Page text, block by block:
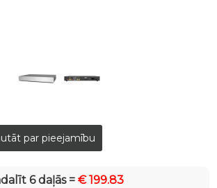
6 daļās =€ 199.83